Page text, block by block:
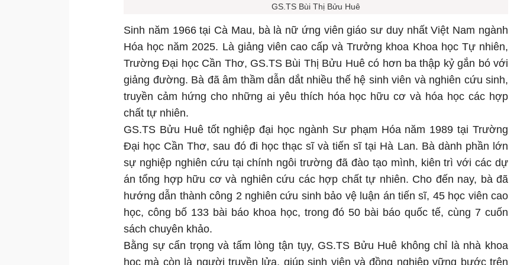
GS.TS Bùi Thị Bửu Huê
Sinh năm 1966 tại Cà Mau, bà là nữ ứng viên giáo sư duy nhất Việt Nam ngành
Hóa học năm 2025. Là giảng viên cao cấp và Trưởng khoa Khoa học Tự nhiên,
Trường Đại học Cần Thơ, GS.TS Bùi Thị Bửu Huê có hơn ba thập kỷ gắn bó với
giảng đường. Bà đã âm thầm dẫn dắt nhiều thế hệ sinh viên và nghiên cứu sinh,
truyền cảm hứng cho những ai yêu thích hóa học hữu cơ và hóa học các hợp
chất tự nhiên.
GS.TS Bửu Huê tốt nghiệp đại học ngành Sư phạm Hóa năm 1989 tại Trường
Đại học Cần Thơ, sau đó đi học thạc sĩ và tiến sĩ tại Hà Lan. Bà dành phần lớn
sự nghiệp nghiên cứu tại chính ngôi trường đã đào tạo mình, kiên trì với các dự
án tổng hợp hữu cơ và nghiên cứu các hợp chất tự nhiên. Cho đến nay, bà đã
hướng dẫn thành công 2 nghiên cứu sinh bảo vệ luận án tiến sĩ, 45 học viên cao
học, công bố 133 bài báo khoa học, trong đó 50 bài báo quốc tế, cùng 7 cuốn
sách chuyên khảo.
Bằng sự cẩn trọng và tấm lòng tận tụy, GS.TS Bửu Huê không chỉ là nhà khoa
học mà còn là người truyền lửa, giúp sinh viên và đồng nghiệp vững bước trên